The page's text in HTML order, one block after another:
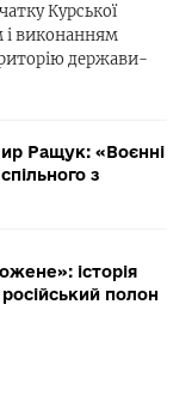
Курської
і виконанням
держави-
Ращук: «Воєнні
з
історія
полон